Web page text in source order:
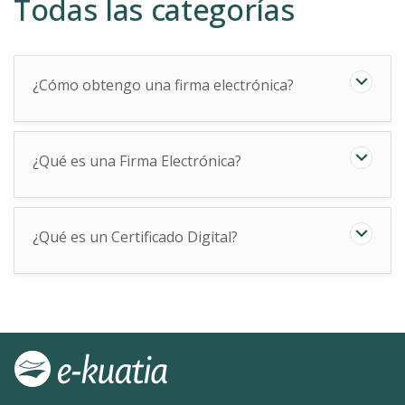
Todas las categorías
¿Cómo obtengo una firma electrónica?
¿Qué es una Firma Electrónica?
¿Qué es un Certificado Digital?